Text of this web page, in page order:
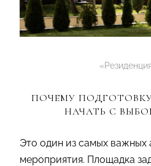
ПОЧЕМУ
НАЧАТЬ С
Это один из самых важных
мероприятия. Площадка